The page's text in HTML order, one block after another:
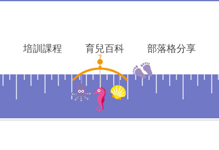
培訓課程 育兒百科 部落格分享